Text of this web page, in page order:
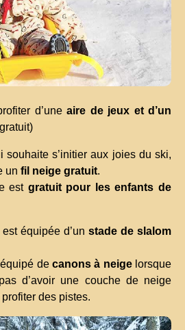
d’une aire de jeux et d’un
souhaite s’initier aux joies du ski,
un fil neige gratuit.
est gratuit pour les enfants de
équipée d’un stade de slalom
de canons à neigelorsque
d’avoir une couche de neige
des pistes.